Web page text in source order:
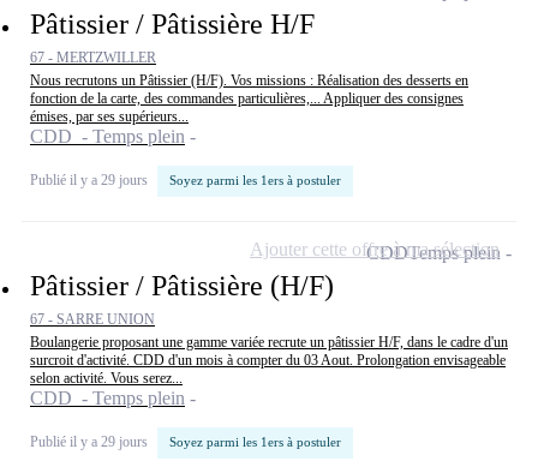
Pâtissier / Pâtissière H/F
67 - MERTZWILLER
Nous recrutons un Pâtissier (H/F). Vos missions : Réalisation des desserts en
fonction de la carte, des commandes particulières,... Appliquer des consignes
émises, par ses supérieurs...
CDD - Temps plein
Publié il y a 29 jours Soyez parmi les 1ers à postuler
Pâtissier / Pâtissière (H/F)
67 - SARRE UNION
Boulangerie proposant une gamme variée recrute un pâtissier H/F, dans le cadre d'un
surcroit d'activité. CDD d'un mois à compter du 03 Aout. Prolongation envisageable
selon activité. Vous serez...
CDD - Temps plein
Publié il y a 29 jours Soyez parmi les 1ers à postuler
CDDTemps plein
Ajouter cette offre à ma sélection